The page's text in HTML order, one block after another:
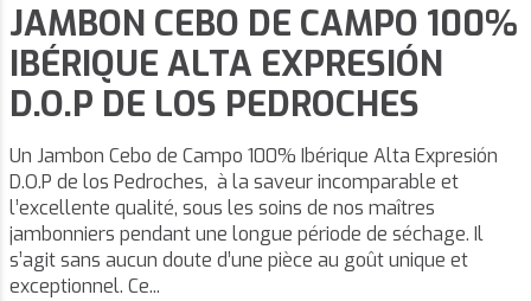
JAMBON CEBO DE CAMPO 100%
IBÉRIQUE ALTA EXPRESIÓN
D.O.P DE LOS PEDROCHES
Un Jambon Cebo de Campo 100% Ibérique Alta Expresión
D.O.P de los Pedroches, à la saveur incomparable et
l’excellente qualité, sous les soins de nos maîtres
jambonniers pendant une longue période de séchage. Il
s’agit sans aucun doute d’une pièce au goût unique et
exceptionnel. Ce...